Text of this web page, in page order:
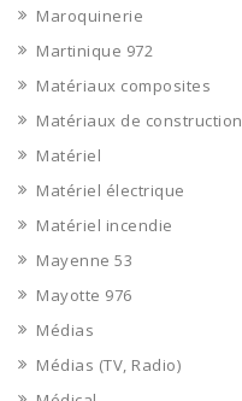
Maroquinerie
Martinique 972
Matériaux composites
Matériaux de construction
Matériel
Matériel électrique
Matériel incendie
Mayenne 53
Mayotte 976
Médias
Médias (TV, Radio)